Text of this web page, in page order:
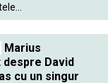
Marius
David
cu un singur